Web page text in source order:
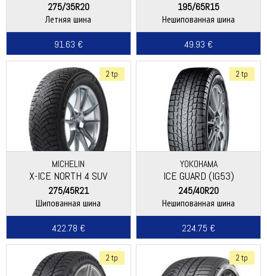
275/35R20
Летняя шина
91.63 €
195/65R15
Нешипованная шина
49.93 €
2 tp
MICHELIN
X-ICE NORTH 4 SUV
275/45R21
Шипованная шина
422.78 €
2 tp
YOKOHAMA
ICE GUARD (IG53)
245/40R20
Нешипованная шина
224.75 €
2 tp 2 tp